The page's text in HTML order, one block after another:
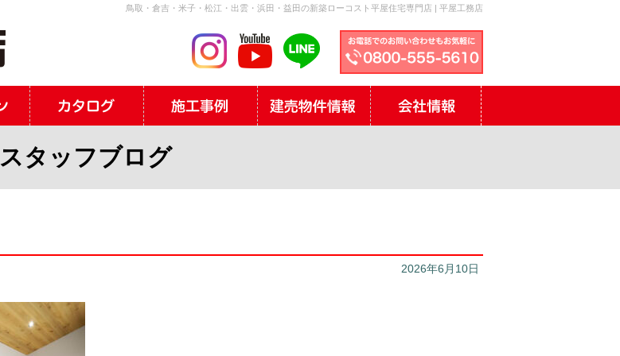
鳥取・倉吉・米子・松江・出雲・浜田・益田の新築ローコスト平屋住宅専門店 | 平屋工務店
スタッフブログ
2026年6月10日